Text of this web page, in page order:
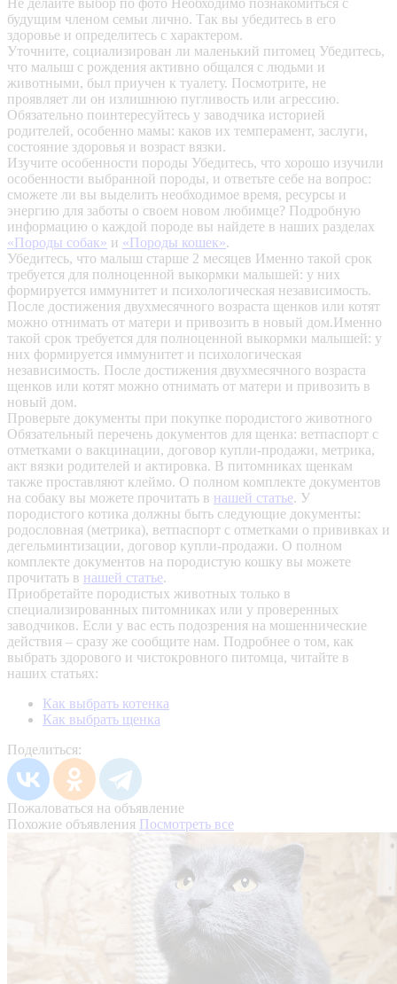
Не делайте выбор по фото Необходимо познакомиться с
будущим членом семьи лично. Так вы убедитесь в его
здоровье и определитесь с характером.
Уточните, социализирован ли маленький питомец Убедитесь,
что малыш с рождения активно общался с людьми и
животными, был приучен к туалету. Посмотрите, не
проявляет ли он излишнюю пугливость или агрессию.
Обязательно поинтересуйтесь у заводчика историей
родителей, особенно мамы: каков их темперамент, заслуги,
состояние здоровья и возраст вязки.
Изучите особенности породы Убедитесь, что хорошо изучили
особенности выбранной породы, и ответьте себе на вопрос:
сможете ли вы выделить необходимое время, ресурсы и
энергию для заботы о своем новом любимце? Подробную
информацию о каждой породе вы найдете в наших разделах
«Породы собак» и «Породы кошек».
Убедитесь, что малыш старше 2 месяцев Именно такой срок
требуется для полноценной выкормки малышей: у них
формируется иммунитет и психологическая независимость.
После достижения двухмесячного возраста щенков или котят
можно отнимать от матери и привозить в новый дом.Именно
такой срок требуется для полноценной выкормки малышей: у
них формируется иммунитет и психологическая
независимость. После достижения двухмесячного возраста
щенков или котят можно отнимать от матери и привозить в
новый дом.
Проверьте документы при покупке породистого животного
Обязательный перечень документов для щенка: ветпаспорт с
отметками о вакцинации, договор купли-продажи, метрика,
акт вязки родителей и актировка. В питомниках щенкам
также проставляют клеймо. О полном комплекте документов
на собаку вы можете прочитать в нашей статье. У
породистого котика должны быть следующие документы:
родословная (метрика), ветпаспорт с отметками о прививках и
дегельминтизации, договор купли-продажи. О полном
комплекте документов на породистую кошку вы можете
прочитать в нашей статье.
Приобретайте породистых животных только в
специализированных питомниках или у проверенных
заводчиков. Если у вас есть подозрения на мошеннические
действия – сразу же сообщите нам. Подробнее о том, как
выбрать здорового и чистокровного питомца, читайте в
наших статьях:
Как выбрать котенка
Как выбрать щенка
Поделиться:
Пожаловаться на объявление
Похожие объявления Посмотреть все